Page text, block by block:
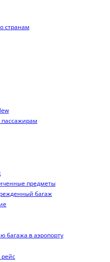
странам
предметы
багаж
багажа в аэропорту